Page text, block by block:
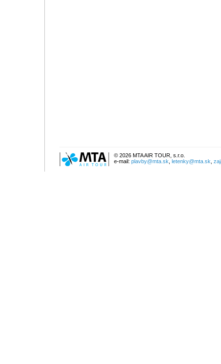
© 2026 MTA AIR TOUR, s.r.o.
e-mail: plavby@mta.sk letenky@mta.sk